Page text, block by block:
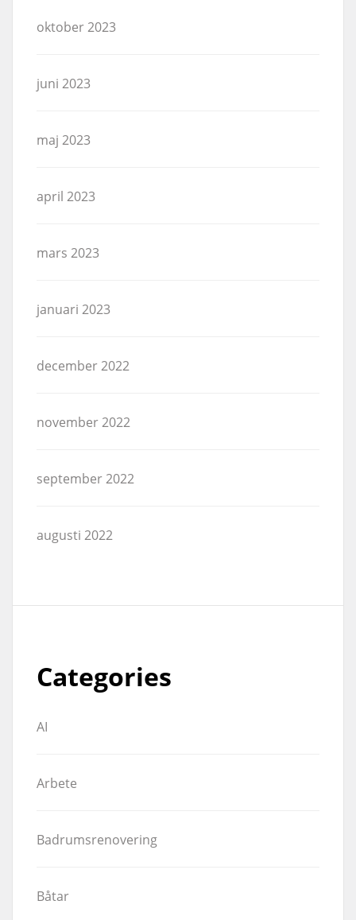
oktober 2023
juni 2023
maj 2023
april 2023
mars 2023
januari 2023
december 2022
november 2022
september 2022
augusti 2022
Categories
AI
Arbete
Badrumsrenovering
Båtar